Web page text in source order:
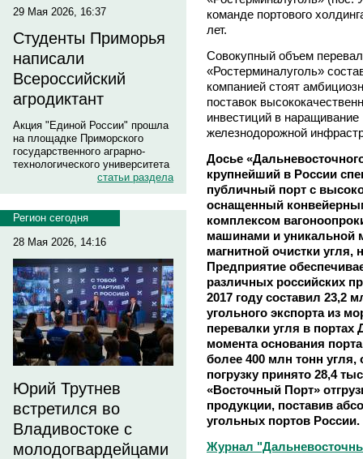
29 Мая 2026, 16:37
Студенты Приморья
написали
Всероссийский
агродиктант
Акция "Единой России" прошла
на площадке Приморского
государственного аграрно-
технологического университета
статьи раздела
Регион сегодня
28 Мая 2026, 14:16
Юрий Трутнев
встретился во
Владивостоке с
молодогвардейцами
команде портового
лет.
Совокупный объем
«Ростерминалуголь»
компанией стоят
поставок
инвестиций в
железнодорожной
Досье
крупнейший в России
публичный порт с
оснащенный
комплексом
машинами и уникальной
магнитной очистки
Предприятие
различных российских
2017 году составил 23,2
угольного экспорта из
перевалки угля в портах
момента основания
более 400 млн тонн угля,
погрузку принято 28,4
«Восточный Порт»
продукции, поставив
угольных портов России.
Журнал